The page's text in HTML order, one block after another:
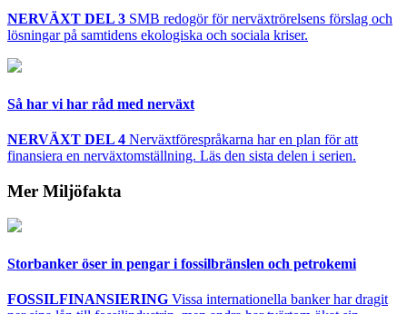
NERVÄXT DEL 3 SMB redogör för nerväxtrörelsens förslag och
lösningar på samtidens ekologiska och sociala kriser.
Så har vi har råd med nerväxt
NERVÄXT DEL 4 Nerväxtförespråkarna har en plan för att
finansiera en nerväxtomställning. Läs den sista delen i serien.
Mer Miljöfakta
Storbanker öser in pengar i fossilbränslen och petrokemi
FOSSILFINANSIERING Vissa internationella banker har dragit